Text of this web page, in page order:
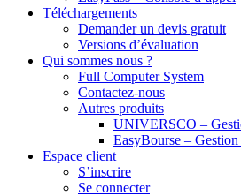
Téléchargements
Demander un devis gratuit
Versions d’évaluation
Qui sommes nous ?
Full Computer System
Contactez-nous
Autres produits
UNIVERSCO –
EasyBourse – Gestion
Espace client
S’inscrire
Se connecter